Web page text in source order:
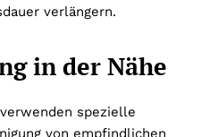
verlängern.
in der Nähe
spezielle
von empfindlichen